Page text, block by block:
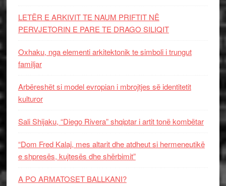
LETËR E ARKIVIT TE NAUM PRIFTIT NË
PERVJETORIN E PARE TE DRAGO SILIQIT
Oxhaku, nga elementi arkitektonik te simboli i trungut
familjar
Arbëreshët si model evropian i mbrojtjes së identitetit
kulturor
Sali Shijaku, “Diego Rivera” shqiptar i artit tonë kombëtar
“Dom Fred Kalaj, mes altarit dhe atdheut si hermeneutikë
e shpresës, kujtesës dhe shërbimit”
A PO ARMATOSET BALLKANI?